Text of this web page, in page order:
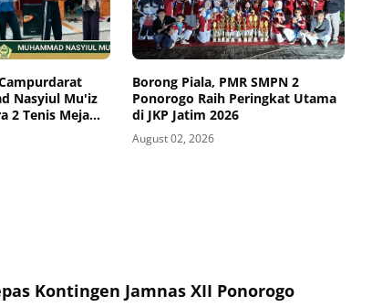
Nasyiul Mu'iz
2 Tenis Meja
Borong Piala, PMR SMPN 2
Ponorogo Raih Peringkat Utama
di JKP Jatim 2026
August 02, 2026
Kontingen Jamnas XII Ponorogo